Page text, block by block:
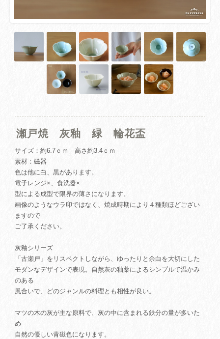
瀬戸焼 灰釉 緑 輪花盃
サイズ：約6.7ｃｍ 高さ約3.4ｃｍ
素材：磁器
色は他に白、黒があります。
電子レンジ×、食洗器×
型による成型で限界の薄さになります。
画像のようなウラ印ではなく、焼成時期により４種類ほどござい
ますので
ご了承ください。
灰釉シリーズ
「古瀬戸」をリスペクトしながら、ゆったりと余白を大切にした
モダンなデザインで表現。自然灰の釉薬によるシンプルで温かみ
のある
風合いで、どのジャンルの料理とも相性が良い。
マツの木の灰が主な原料で、灰の中に含まれる鉄分の量が多いた
め
自然の優しい青磁色になります。